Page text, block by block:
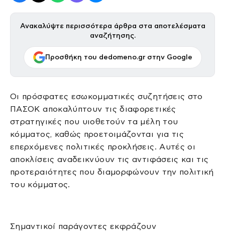
Ανακαλύψτε περισσότερα άρθρα στα αποτελέσματα
αναζήτησης.
Προσθήκη του dedomeno.gr στην Google
Οι πρόσφατες εσωκομματικές συζητήσεις στο
ΠΑΣΟΚ αποκαλύπτουν τις διαφορετικές
στρατηγικές που υιοθετούν τα μέλη του
κόμματος, καθώς προετοιμάζονται για τις
επερχόμενες πολιτικές προκλήσεις. Αυτές οι
αποκλίσεις αναδεικνύουν τις αντιφάσεις και τις
προτεραιότητες που διαμορφώνουν την πολιτική
του κόμματος.
Σημαντικοί παράγοντες εκφράζουν